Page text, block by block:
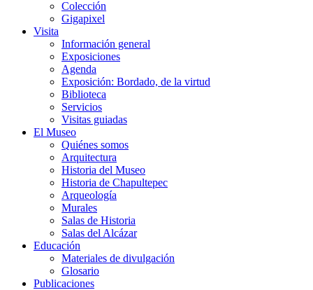
Colección
Gigapixel
Visita
Información general
Exposiciones
Agenda
Exposición: Bordado, de la virtud
Biblioteca
Servicios
Visitas guiadas
El Museo
Quiénes somos
Arquitectura
Historia del Museo
Historia de Chapultepec
Arqueología
Murales
Salas de Historia
Salas del Alcázar
Educación
Materiales de divulgación
Glosario
Publicaciones